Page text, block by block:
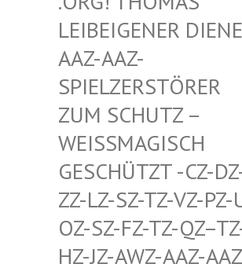
GENER DIENER!
Z-SPIELZ
ERSTÖRER ZUM SC
HUTZ – WEISSMA
GISCH GESCHÜT
ZT -CZ-DZ-ZZ-LZ-
Z-TZ-VZ-PZ-UZ-OZ-
Z-TZ-QZ–TZ-HZ-JZ-
WZ-AAZ-AAZ-©